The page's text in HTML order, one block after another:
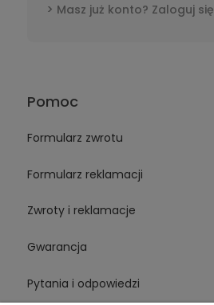
Masz już konto? Zaloguj się
Pomoc
Formularz zwrotu
Formularz reklamacji
Zwroty i reklamacje
Gwarancja
Pytania i odpowiedzi